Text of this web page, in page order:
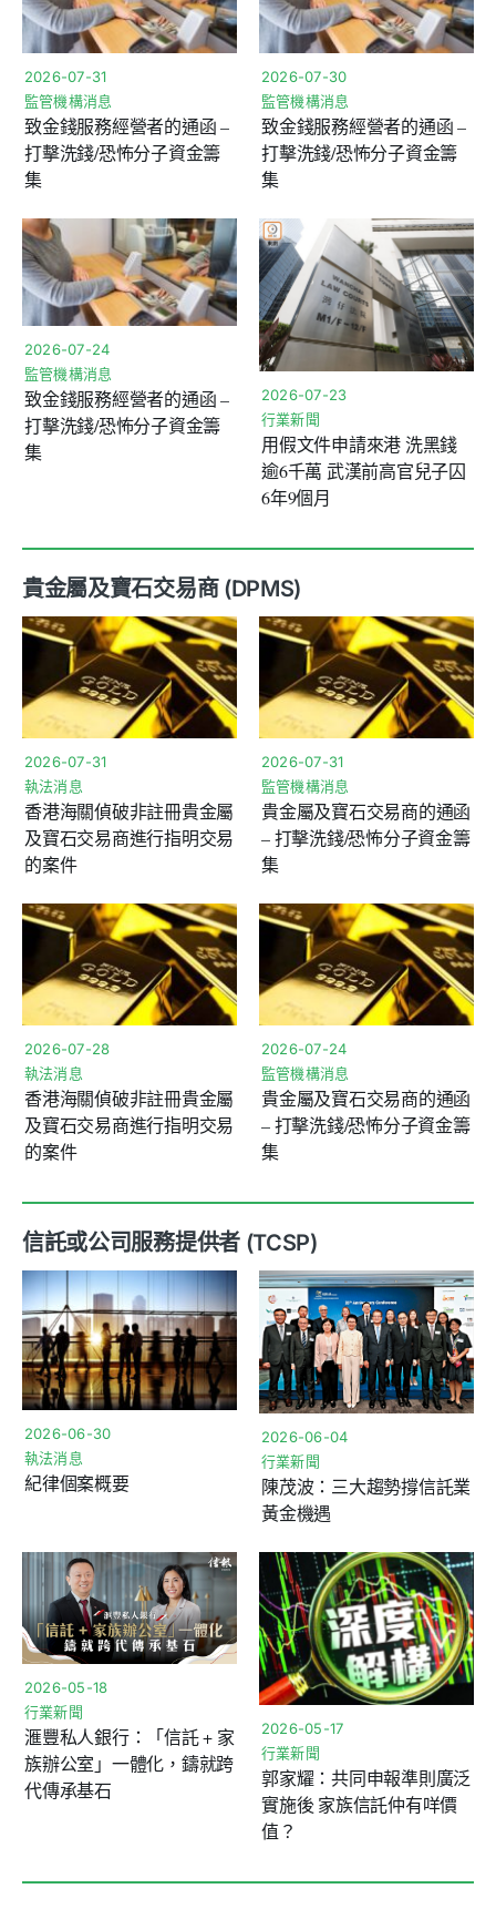
2026-07-31
監管機構消息
致金錢服務經營者的通函 –
打擊洗錢/恐怖分子資金籌
集
2026-07-30
監管機構消息
致金錢服務經營者的通函 –
打擊洗錢/恐怖分子資金籌
集
2026-07-24
監管機構消息
致金錢服務經營者的通函 –
打擊洗錢/恐怖分子資金籌
集
2026-07-23
行業新聞
用假文件申請來港 洗黑錢
逾6千萬 武漢前高官兒子囚
6年9個月
貴金屬及寶石交易商 (DPMS)
2026-07-31
執法消息
香港海關偵破非註冊貴金屬
及寶石交易商進行指明交易
的案件
2026-07-31
監管機構消息
貴金屬及寶石交易商的通函
– 打擊洗錢/恐怖分子資金籌
集
2026-07-28
執法消息
香港海關偵破非註冊貴金屬
及寶石交易商進行指明交易
的案件
2026-07-24
監管機構消息
貴金屬及寶石交易商的通函
– 打擊洗錢/恐怖分子資金籌
集
信託或公司服務提供者 (TCSP)
2026-06-30
執法消息
紀律個案概要
2026-06-04
行業新聞
陳茂波：三大趨勢撐信託業
黃金機遇
2026-05-18
行業新聞
滙豐私人銀行：「信託 + 家
族辦公室」一體化，鑄就跨
代傳承基石
2026-05-17
行業新聞
郭家耀：共同申報準則廣泛
實施後 家族信託仲有咩價
值？